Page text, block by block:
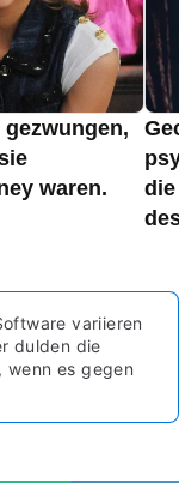
waren.
variieren
dulden die
wenn es gegen